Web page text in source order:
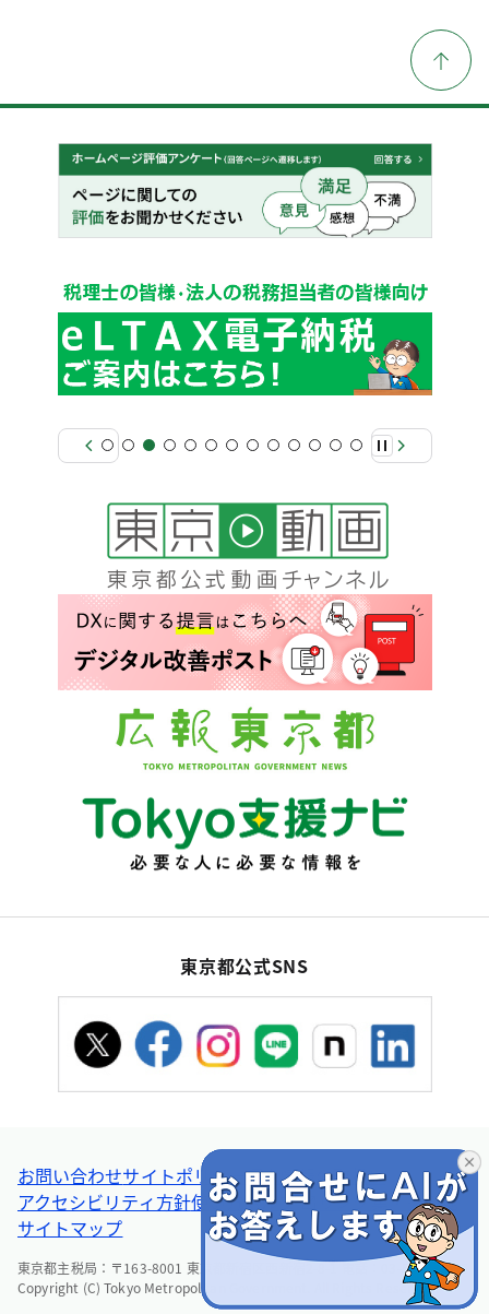
東京都公式SNS
お問い合わせサイトポリシー個人情報の取扱い
アクセシビリティ方針使い方ヘルプ
リンク集・その他
サイトマップ
東京都主税局：〒163-8001 東京都新宿区西新宿2-8-1 電話：03-5388-2925
Copyright (C) Tokyo Metropolitan Government. All Rights Reserved.